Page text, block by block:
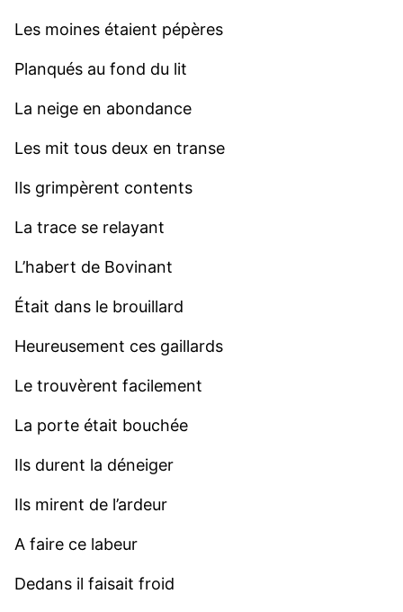
Les moines étaient pépères
Planqués au fond du lit
La neige en abondance
Les mit tous deux en transe
Ils grimpèrent contents
La trace se relayant
L’habert de Bovinant
Était dans le brouillard
Heureusement ces gaillards
Le trouvèrent facilement
La porte était bouchée
Ils durent la déneiger
Ils mirent de l’ardeur
A faire ce labeur
Dedans il faisait froid